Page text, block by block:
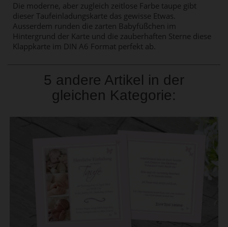
Die moderne, aber zugleich zeitlose Farbe taupe gibt
dieser Taufeinladungskarte das gewisse Etwas.
Ausserdem runden die zarten Babyfüßchen im
Hintergrund der Karte und die zauberhaften Sterne diese
Klappkarte im DIN A6 Format perfekt ab.
5 andere Artikel in der
gleichen Kategorie: